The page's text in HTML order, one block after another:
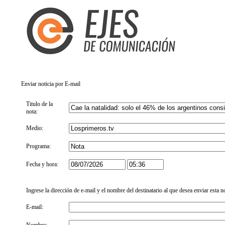
Enviar noticia por E-mail
Titulo de la
nota:
Medio:
Programa:
Fecha y hora:
Ingrese la dirección de e-mail y el nombre del destinatario al que desea enviar esta
E-mail: